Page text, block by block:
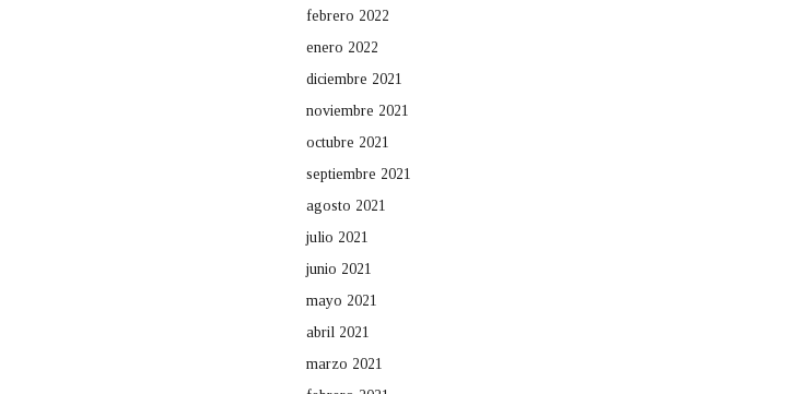
febrero 2022
enero 2022
diciembre 2021
noviembre 2021
octubre 2021
septiembre 2021
agosto 2021
julio 2021
junio 2021
mayo 2021
abril 2021
marzo 2021